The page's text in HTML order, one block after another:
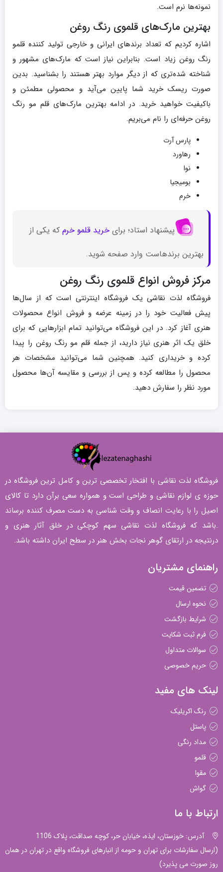
نمونه‌ها نرم است.
بهترین مارک‌های قلموی رنگ روغن
اشاره کردیم که تعداد برندهای ایرانی و خارجی تولید کننده قلمو
رنگ روغن زیاد است. بنابراین نیاز است که مارک‌های مشهور و
شناخته شده‌تری که از دیگر موارد بهتر هستند را بشناسید. بدین
صورت ریسک خرید شما پایین می‌آید و محصولی مطمئن و
باکیفیت خواهید خرید. در ادامه بهترین مارک‌های قلم مو رنگ
روغن حرفه‌ای را نام می‌بریم.
پارس آرت
رهاورد
نوا
بومیجیا
خرم
پیشنهاد استاد؛ برای خرید قلمو خرم که یکی از
بهترین برندهاست وارد صفحه شوید.
مرکز فروش انواع قلموی رنگ روغن
فروشگاه لذت نقاشی یک فروشگاه اینترنتی است که از سال‌ها
پیش فعالیت خود را در زمینه عرضه و فروش انواع محصولات
هنری آغاز کرد. در این فروشگاه می‌توانید تمام ابزارهایی که برای
خلق یک اثر هنری نیاز دارید، از جمله قلم مو رنگ روغن را پیدا
کرده و خریداری کنید. همچنین شما می‌توانید مشخصات هر
محصول را مطالعه کرده و پس از بررسی و مقایسه آن‌ها محصول
مورد نظر را سفارش دهید.
فروشگاه لذت نقاشی با افتخار تخصصی ترین و کامل ترین فروشگاه در
حوزه ی لوازم نقاشی و طراحی است و همواره سعی برآن دارد تا کالای
اصیل را با رعایت انصاف و وقت شناسی به دست مصرف کننده برساند
.باشد که فروشگاه لذت نقاشی سهم کوچکی در خلق آثار هنری و
درنتیجه در ارتقای گوهر نجات بخش هنر در سطح ایران داشته باشد.
راهنمای مشتریان
تضمین قیمت
نحوه ارسال
شرایط بازگشت
فرم ثبت شکایت
سوالات متداول
حریم خصوصی
لینک های مفید
رنگ اکریلیک
پاستل
مداد رنگی
قلمو
مقوا
گواش
ارتباط با ما
آدرس: خوزستان، ایذه، خیابان حر، کوچه صداقت، پلاک 1106
(ارسال سفارشات برای تهران و حومه از انبارهای فروشگاه واقع در تهران در همان
روز صورت می پذیرد)